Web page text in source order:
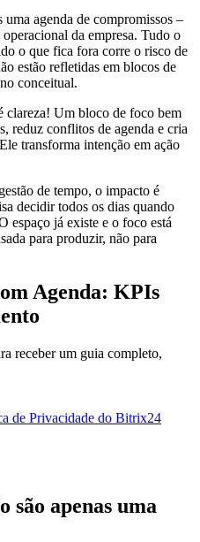
agenda de compromissos –
da empresa. Tudo o
o que fica fora corre o risco de
estão refletidas em blocos de
conceitual.
Um bloco de foco bem
reduz conflitos de agenda e cria
transforma intenção em ação
de tempo, o impacto é
decidir todos os dias quando
espaço já existe e o foco está
para produzir, não para
Agenda: KPIs
receber um guia completo,
de Privacidade do Bitrix24
são apenas uma